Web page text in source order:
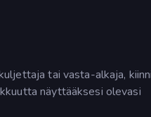
tai vasta-alkaja,
näyttääksesi olevasi